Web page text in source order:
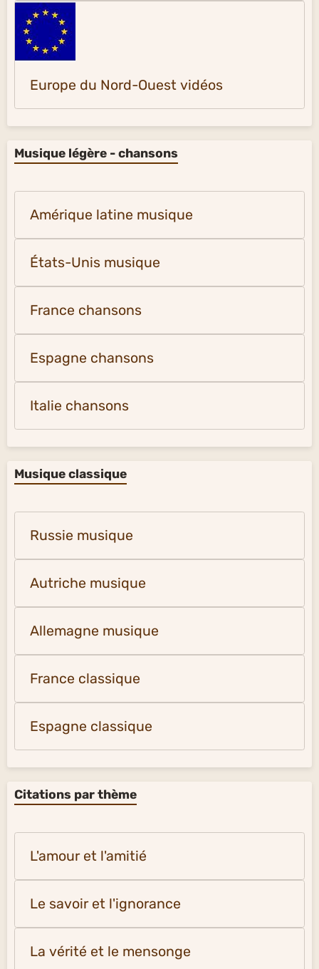
Europe du Nord-Ouest vidéos
Musique légère - chansons
Amérique latine musique
États-Unis musique
France chansons
Espagne chansons
Italie chansons
Musique classique
Russie musique
Autriche musique
Allemagne musique
France classique
Espagne classique
Citations par thème
L'amour et l'amitié
Le savoir et l'ignorance
La vérité et le mensonge